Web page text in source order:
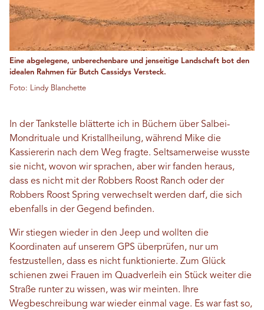
Eine abgelegene, unberechenbare und jenseitige Landschaft bot den
idealen Rahmen für Butch Cassidys Versteck.
Foto: Lindy Blanchette
In der Tankstelle blätterte ich in Büchern über Salbei-
Mondrituale und Kristallheilung, während Mike die
Kassiererin nach dem Weg fragte. Seltsamerweise wusste
sie nicht, wovon wir sprachen, aber wir fanden heraus,
dass es nicht mit der Robbers Roost Ranch oder der
Robbers Roost Spring verwechselt werden darf, die sich
ebenfalls in der Gegend befinden.
Wir stiegen wieder in den Jeep und wollten die
Koordinaten auf unserem GPS überprüfen, nur um
festzustellen, dass es nicht funktionierte. Zum Glück
schienen zwei Frauen im Quadverleih ein Stück weiter die
Straße runter zu wissen, was wir meinten. Ihre
Wegbeschreibung war wieder einmal vage. Es war fast so,